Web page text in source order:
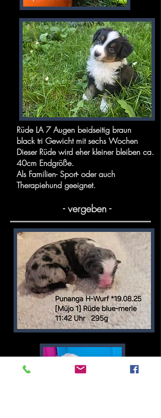
Rüde LA 7 Augen beidseitig braun
black tri Gewicht mit sechs Wochen
Dieser Rüde wird eher kleiner bleiben ca.
40cm Endgröße.
Als Familien- Sport- oder auch
Therapiehund geeignet.
​- vergeben -